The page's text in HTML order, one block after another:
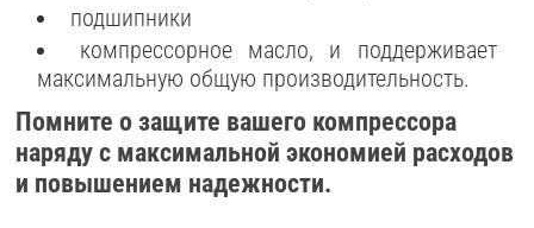
подшипники
компрессорное масло, и поддерживает
максимальную общую производительность.
Помните о защите вашего компрессора
наряду с максимальной экономией расходов
и повышением надежности.